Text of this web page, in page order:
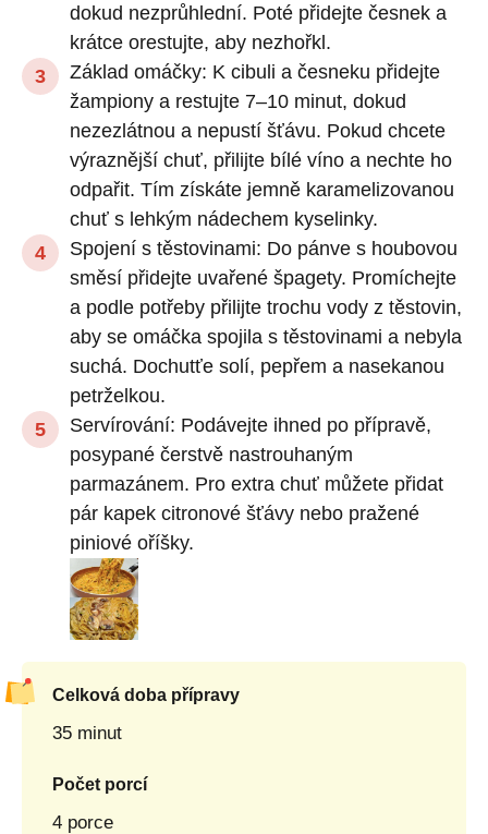
dokud nezprůhlední. Poté přidejte česnek a
krátce orestujte, aby nezhořkl.
Základ omáčky: K cibuli a česneku přidejte
žampiony a restujte 7–10 minut, dokud
nezezlátnou a nepustí šťávu. Pokud chcete
výraznější chuť, přilijte bílé víno a nechte ho
odpařit. Tím získáte jemně karamelizovanou
chuť s lehkým nádechem kyselinky.
Spojení s těstovinami: Do pánve s houbovou
směsí přidejte uvařené špagety. Promíchejte
a podle potřeby přilijte trochu vody z těstovin,
aby se omáčka spojila s těstovinami a nebyla
suchá. Dochutťe solí, pepřem a nasekanou
petrželkou.
Servírování: Podávejte ihned po přípravě,
posypané čerstvě nastrouhaným
parmazánem. Pro extra chuť můžete přidat
pár kapek citronové šťávy nebo pražené
piniové oříšky.
Celková doba přípravy
35 minut
Počet porcí
4 porce